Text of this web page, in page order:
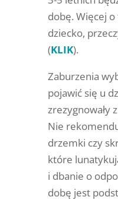
dobę. Więcej
dziecko,
(KLIK).
Zaburzenia
pojawić się u
zrezygnowały
Nie
drzemki czy
które
i dbanie o
dobę jest